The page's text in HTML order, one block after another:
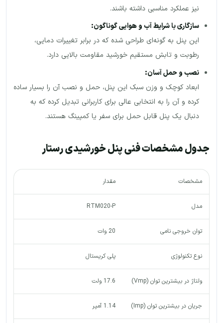
نیز عملکرد مناسبی داشته باشند.
سازگاری با شرایط آب و هوایی گوناگون:
این پنل به گونه‌ای طراحی شده که در برابر تغییرات دمایی،
رطوبت و تابش مستقیم خورشید مقاومت بالایی دارد.
نصب و حمل آسان:
ابعاد کوچک و وزن سبک این پنل، حمل و نصب آن را بسیار ساده
کرده و آن را به انتخابی عالی برای کاربرانی تبدیل کرده که به
دنبال یک پنل قابل حمل برای سفر یا کمپینگ هستند.
جدول مشخصات فنی پنل خورشیدی رستار
مشخصات مقدار
مدل RTM020-P
توان خروجی نامی 20 وات
نوع تکنولوژی پلی کریستال
ولتاژ در بیشترین توان (Vmp) 17.6 ولت
جریان در بیشترین توان (Imp) 1.14 آمپر